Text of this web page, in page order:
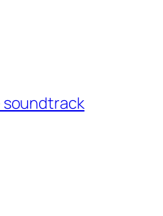
soundtrack